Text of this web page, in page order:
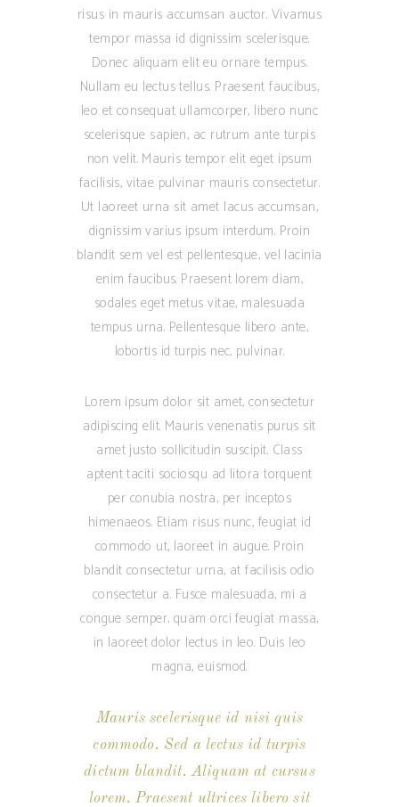
risus in mauris accumsan auctor. Vivamus
tempor massa id dignissim scelerisque.
Donec aliquam elit eu ornare tempus.
Nullam eu lectus tellus. Praesent faucibus,
leo et consequat ullamcorper, libero nunc
scelerisque sapien, ac rutrum ante turpis
non velit. Mauris tempor elit eget ipsum
facilisis, vitae pulvinar mauris consectetur.
Ut laoreet urna sit amet lacus accumsan,
dignissim varius ipsum interdum. Proin
blandit sem vel est pellentesque, vel lacinia
enim faucibus. Praesent lorem diam,
sodales eget metus vitae, malesuada
tempus urna. Pellentesque libero ante,
lobortis id turpis nec, pulvinar.
Lorem ipsum dolor sit amet, consectetur
adipiscing elit. Mauris venenatis purus sit
amet justo sollicitudin suscipit. Class
aptent taciti sociosqu ad litora torquent
per conubia nostra, per inceptos
himenaeos. Etiam risus nunc, feugiat id
commodo ut, laoreet in augue. Proin
blandit consectetur urna, at facilisis odio
consectetur a. Fusce malesuada, mi a
congue semper, quam orci feugiat massa,
in laoreet dolor lectus in leo. Duis leo
magna, euismod.
Mauris scelerisque id nisi quis
commodo. Sed a lectus id turpis
dictum blandit. Aliquam at cursus
lorem. Praesent ultrices libero sit